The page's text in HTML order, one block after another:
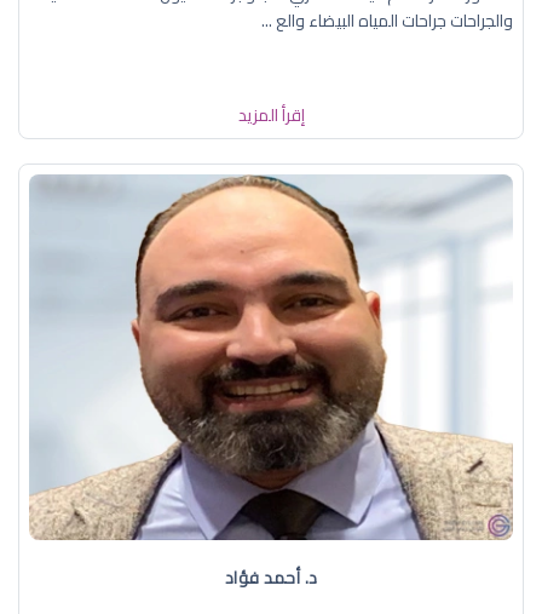
والجراحات جراحات المياه البيضاء والع ...
إقرأ المزيد
د. أحمد فؤاد